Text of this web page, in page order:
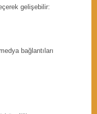
gelişebilir:
bağlantıları